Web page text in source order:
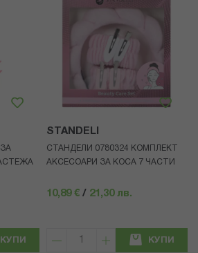
КУПИ
STANDELI
СТАНДЕЛИ 0780324 КОМПЛЕКТ
АКСЕСОАРИ ЗА КОСА 7 ЧАСТИ
10,89 € / 21,30 лв.
КУПИ